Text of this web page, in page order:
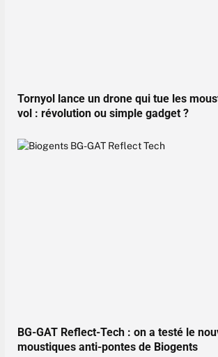
Tornyol lance un drone qui tue les
vol : révolution ou simple gadget ?
BG-GAT Reflect-Tech : on a testé le
moustiques anti-pontes de Biogents